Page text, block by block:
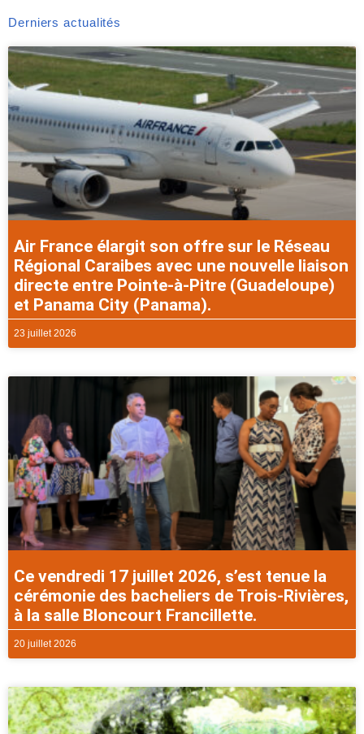
Derniers actualités
Air France élargit son offre sur le Réseau
Régional Caraibes avec une nouvelle liaison
directe entre Pointe-à-Pitre (Guadeloupe)
et Panama City (Panama).
23 juillet 2026
Ce vendredi 17 juillet 2026, s’est tenue la
cérémonie des bacheliers de Trois-Rivières,
à la salle Bloncourt Francillette.
20 juillet 2026